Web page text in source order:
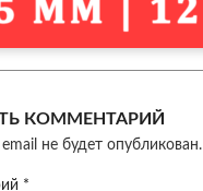
КОММЕНТАРИЙ
не будет опубликован.
*